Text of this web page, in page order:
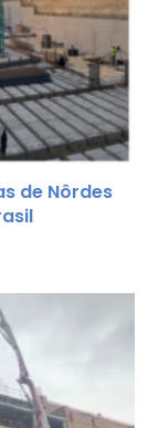
de Nôrdes